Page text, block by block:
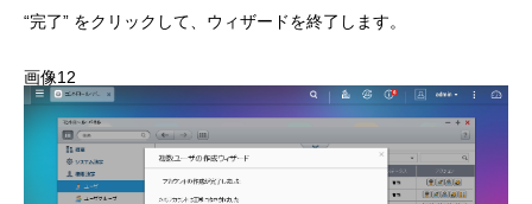
“完了” をクリックして、ウィザードを終了します。
画像12